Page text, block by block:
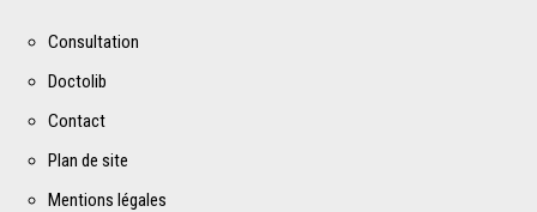
Consultation
Doctolib
Contact
Plan de site
Mentions légales